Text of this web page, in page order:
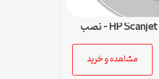
دانلود درایور اسکنر HP Scanjet N6310 – نصب
مشاهده و خرید